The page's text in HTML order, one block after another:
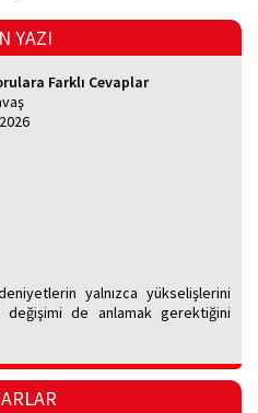
YAZI
Farklı Cevaplar
yalnızca yükselişlerini
değişimi de anlamak gerektiğini